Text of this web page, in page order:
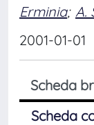
Erminia; A.
2001-01-01
Scheda
Scheda